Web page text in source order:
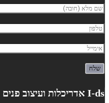
I-ds אדריכלות ועיצוב פנים